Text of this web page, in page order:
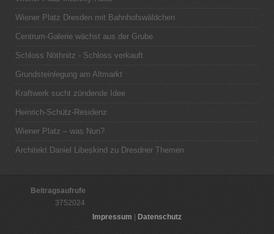
Wiener Platz Dresden mit Bahnhofswäldchen
Centrum-Galerie wächst aus der Grube
Schloss Nöthnitz - Schloss verkauft
Grundsteinlegung am Altmarkt
Kraftwerk sucht zündende Idee
Heinrich-Schütz-Residenz
Wiener Platz – was Nun?
Architekt Daniel Libeskind zu Dresdner Themen
Beitragsaufrufe
3752024
Impressum | Datenschutz